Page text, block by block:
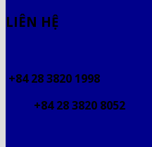
LIÊN HỆ
+84 28 3820 1998
+84 28 3820 8052